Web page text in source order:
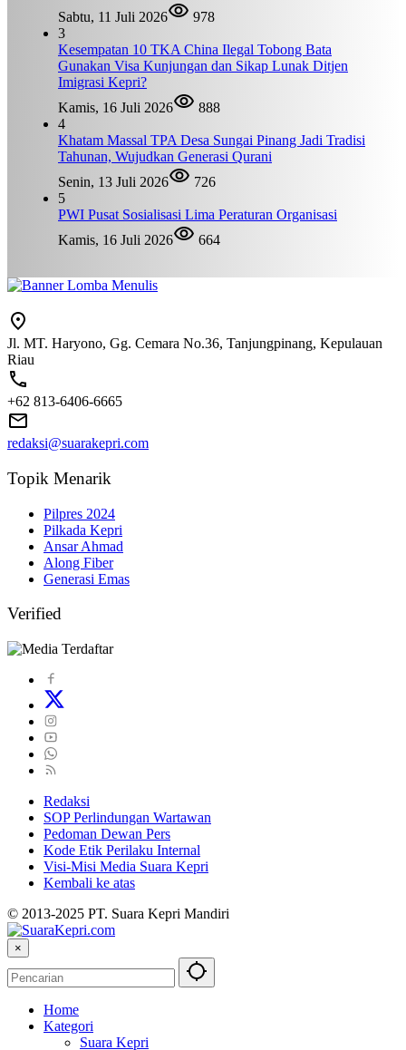
Sabtu, 11 Juli 2026
978
3
Kesempatan 10 TKA China Ilegal Tobong Bata
Gunakan Visa Kunjungan dan Sikap Lunak Ditjen
Imigrasi Kepri?
Kamis, 16 Juli 2026
888
4
Khatam Massal TPA Desa Sungai Pinang Jadi Tradisi
Tahunan, Wujudkan Generasi Qurani
Senin, 13 Juli 2026
726
5
PWI Pusat Sosialisasi Lima Peraturan Organisasi
Kamis, 16 Juli 2026
664
Jl. MT. Haryono, Gg. Cemara No.36, Tanjungpinang, Kepulauan
Riau
+62 813-6406-6665
redaksi@suarakepri.com
Topik Menarik
Pilpres 2024
Pilkada Kepri
Ansar Ahmad
Along Fiber
Generasi Emas
Verified
Redaksi
SOP Perlindungan Wartawan
Pedoman Dewan Pers
Kode Etik Perilaku Internal
Visi-Misi Media Suara Kepri
Kembali ke atas
© 2013-2025 PT. Suara Kepri Mandiri
×
Home
Kategori
Suara Kepri